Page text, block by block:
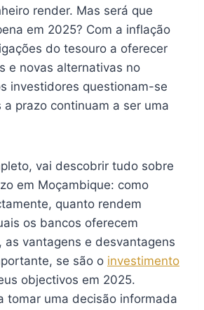
render. Mas será que
em 2025? Com a inflação
do tesouro a oferecer
e novas alternativas no
investidores questionam-se
a prazo continuam a ser uma
vai descobrir tudo sobre
em Moçambique: como
quanto rendem
os bancos oferecem
as vantagens e desvantagens
se são o investimento
objectivos em 2025.
tomar uma decisão informada